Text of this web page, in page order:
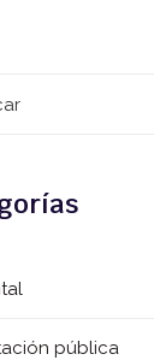
pública